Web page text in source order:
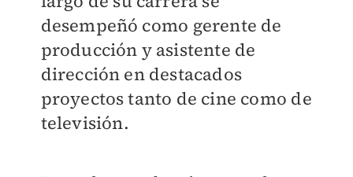
desempeñó como gerente de
producción y asistente de
dirección en destacados
proyectos tanto de cine como de
televisión.